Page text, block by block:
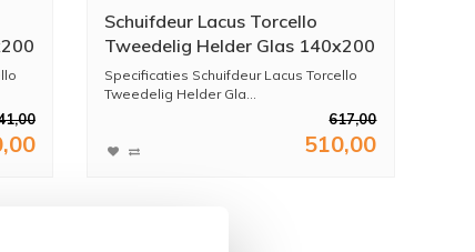
Schuifdeur Lacus Torcello
Tweedelig Helder Glas 140x200
cm Aluminium Profiel Rose Goud
Specificaties Schuifdeur Lacus Torcello
Tweedelig Helder Gla...
617,00
510,00